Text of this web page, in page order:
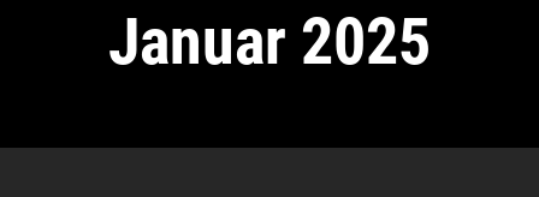
Januar 2025